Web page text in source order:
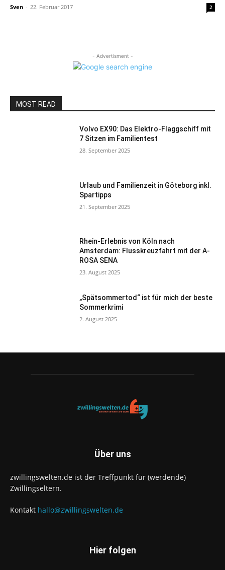
Sven - 22. Februar 2017 2
- Advertisment -
MOST READ
Volvo EX90: Das Elektro-Flaggschiff mit
7 Sitzen im Familientest
28. September 2025
Urlaub und Familienzeit in Göteborg inkl.
Spartipps
21. September 2025
Rhein-Erlebnis von Köln nach
Amsterdam: Flusskreuzfahrt mit der A-
ROSA SENA
23. August 2025
„Spätsommertod“ ist für mich der beste
Sommerkrimi
2. August 2025
Über uns
zwillingswelten.de ist der Treffpunkt für (werdende)
Zwillingseltern.
Kontakt hallo@zwillingswelten.de
Hier folgen